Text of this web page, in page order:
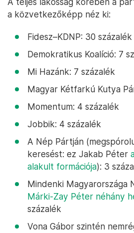
a közvetkezőképp néz ki:
Fidesz–KDNP: 30 százalék
Demokratikus Koalíció: 7
Mi Hazánk: 7 százalék
Magyar Kétfarkú Kutya
Momentum: 4 százalék
Jobbik: 4 százalék
A Nép Pártján
keresést: ez Jakab Péter
alakult formációja): 3
Mindenki Magyarországa
Márki-Zay Péter néhány
százalék
Vona Gábor szintén